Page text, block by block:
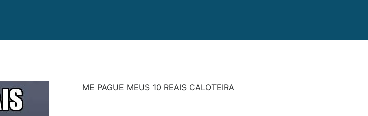
ME PAGUE MEUS 10 REAIS CALOTEIRA